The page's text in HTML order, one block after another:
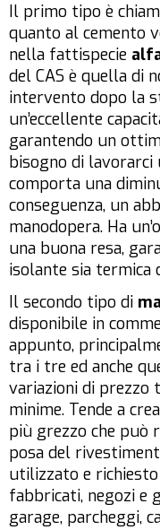
Il primo tipo è
quanto al cemento
nella fattispecie
del CAS è quella di
intervento dopo la
un’eccellente
garantendo un
bisogno di
comporta una
conseguenza, un
manodopera. Ha
una buona resa,
isolante sia termica
Il secondo tipo di
disponibile in
appunto,
tra i tre ed anche
variazioni di prezzo
minime. Tende a
più grezzo che può
posa del
utilizzato e
fabbricati, negozi e
garage, parcheggi,